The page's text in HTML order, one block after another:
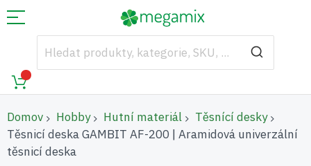
Domov Hobby Hutní materiál
Těsnící desky
Těsnicí deska GAMBIT AF-200 | Aramidová univerzální
těsnicí deska